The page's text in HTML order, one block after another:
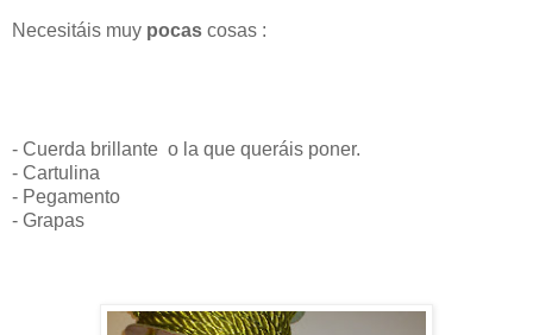
Necesitáis muy pocas cosas :
- Cuerda brillante o la que queráis poner.
- Cartulina
- Pegamento
- Grapas